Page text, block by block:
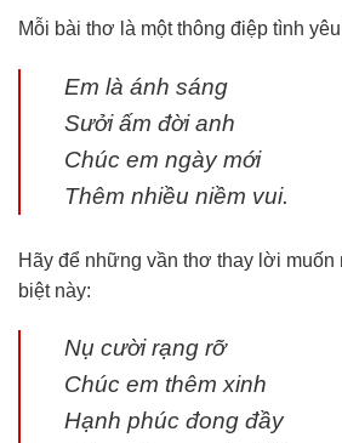
Mỗi bài thơ là một thông điệp tình
Em là ánh sáng
Sưởi ấm đời anh
Chúc em ngày mới
Thêm nhiều niềm vui.
Hãy để những vần thơ thay lời muốn
biệt này:
Nụ cười rạng rỡ
Chúc em thêm xinh
Hạnh phúc đong đầy